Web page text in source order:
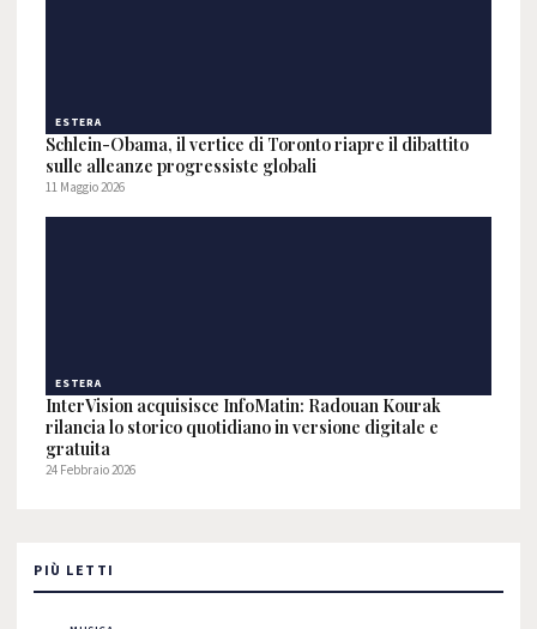
ESTERA
Schlein-Obama, il vertice di Toronto riapre il dibattito
sulle alleanze progressiste globali
11 Maggio 2026
ESTERA
InterVision acquisisce InfoMatin: Radouan Kourak
rilancia lo storico quotidiano in versione digitale e
gratuita
24 Febbraio 2026
PIÙ LETTI